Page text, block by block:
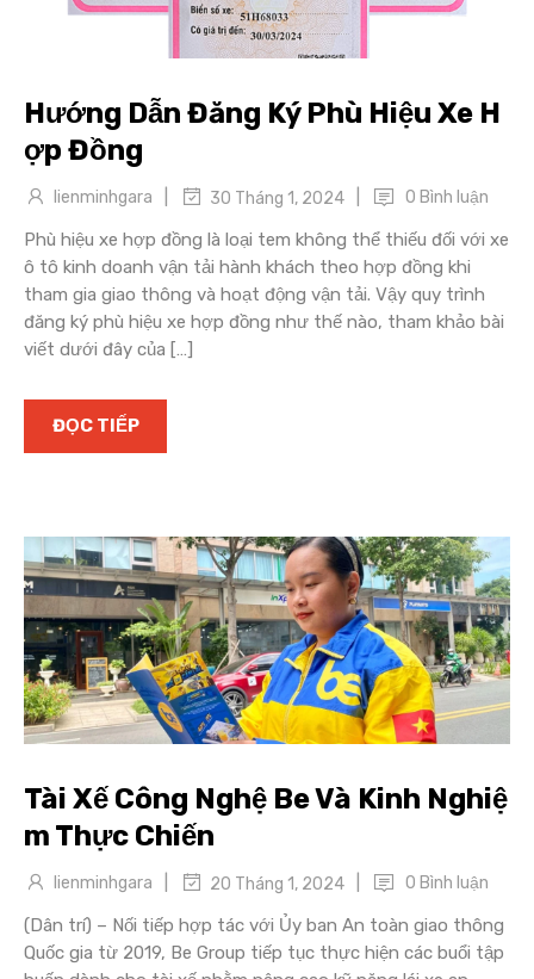
Hướng Dẫn Đăng Ký Phù Hiệu Xe H
ợp Đồng
lienminhgara 30 Tháng 1, 2024 0 Bình luận
Phù hiệu xe hợp đồng là loại tem không thể thiếu đối với xe
ô tô kinh doanh vận tải hành khách theo hợp đồng khi
tham gia giao thông và hoạt động vận tải. Vậy quy trình
đăng ký phù hiệu xe hợp đồng như thế nào, tham khảo bài
viết dưới đây của […]
ĐỌC TIẾP
Tài Xế Công Nghệ Be Và Kinh Nghiệ
m Thực Chiến
lienminhgara 20 Tháng 1, 2024 0 Bình luận
(Dân trí) – Nối tiếp hợp tác với Ủy ban An toàn giao thông
Quốc gia từ 2019, Be Group tiếp tục thực hiện các buổi tập